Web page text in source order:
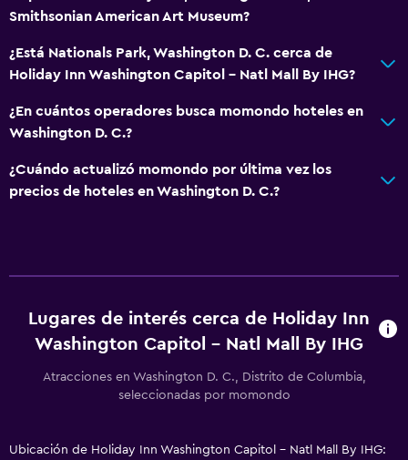
Smithsonian American Art Museum?
¿Está Nationals Park, Washington D. C. cerca de
Holiday Inn Washington Capitol - Natl Mall By IHG?
¿En cuántos operadores busca momondo hoteles en
Washington D. C.?
¿Cuándo actualizó momondo por última vez los
precios de hoteles en Washington D. C.?
Lugares de interés cerca de Holiday Inn
Washington Capitol - Natl Mall By IHG
Atracciones en Washington D. C., Distrito de Columbia,
seleccionadas por momondo
Ubicación de Holiday Inn Washington Capitol - Natl Mall By IHG: